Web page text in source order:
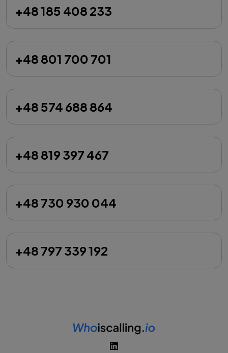
+48 185 408 233
+48 801 700 701
+48 574 688 864
+48 819 397 467
+48 730 930 044
+48 797 339 192